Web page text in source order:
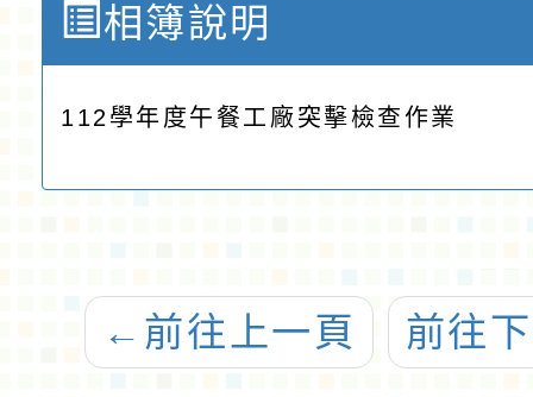
相簿說明
112學年度午餐工廠突擊檢查作業
← 前往上一頁 前往